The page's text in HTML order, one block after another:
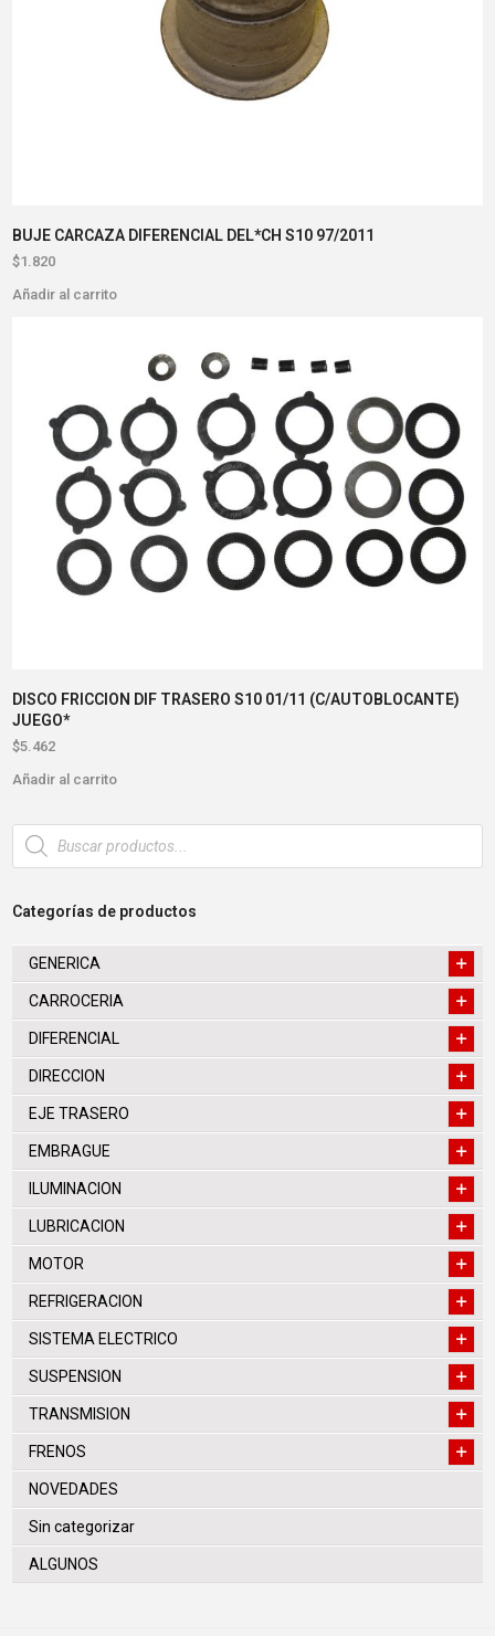
BUJE CARCAZA DIFERENCIAL DEL*CH S10 97/2011
$1.820
Añadir al carrito
DISCO FRICCION DIF TRASERO S10 01/11 (C/AUTOBLOCANTE)
JUEGO*
$5.462
Añadir al carrito
Búsqueda
de
productos
Categorías de productos
GENERICA
CARROCERIA
DIFERENCIAL
DIRECCION
EJE TRASERO
EMBRAGUE
ILUMINACION
LUBRICACION
MOTOR
REFRIGERACION
SISTEMA ELECTRICO
SUSPENSION
TRANSMISION
FRENOS
NOVEDADES
Sin categorizar
ALGUNOS